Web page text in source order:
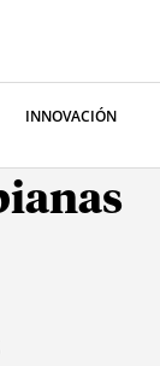
INNOVACIÓN